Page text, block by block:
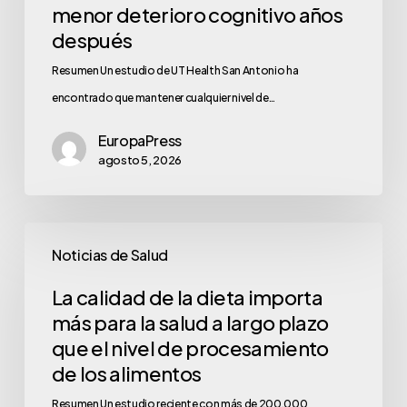
menor deterioro cognitivo años
después
Resumen Un estudio de UT Health San Antonio ha
encontrado que mantener cualquier nivel de…
EuropaPress
agosto 5, 2026
Noticias de Salud
La calidad de la dieta importa
más para la salud a largo plazo
que el nivel de procesamiento
de los alimentos
Resumen Un estudio reciente con más de 200,000